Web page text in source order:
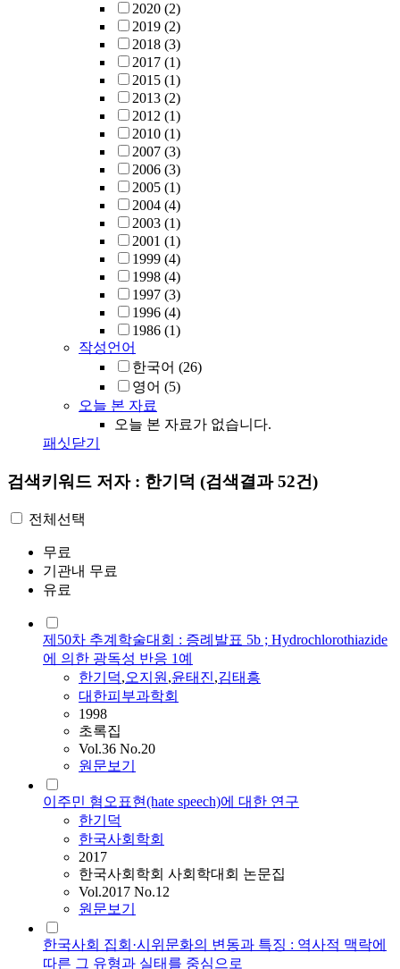
2020 (2)
2019 (2)
2018 (3)
2017 (1)
2015 (1)
2013 (2)
2012 (1)
2010 (1)
2007 (3)
2006 (3)
2005 (1)
2004 (4)
2003 (1)
2001 (1)
1999 (4)
1998 (4)
1997 (3)
1996 (4)
1986 (1)
작성언어
한국어 (26)
영어 (5)
오늘 본 자료
오늘 본 자료가 없습니다.
패싯닫기
검색키워드 저자 : 한기덕 (검색결과 52건)
전체선택
무료
기관내 무료
유료
제50차 추계학술대회 : 증례발표 5b ; Hydrochlorothiazide
에 의한 광독성 반응 1예
한기덕,오지원,윤태진,김태흥
대한피부과학회
1998
초록집
Vol.36 No.20
원문보기
이주민 혐오표현(hate speech)에 대한 연구
한기덕
한국사회학회
2017
한국사회학회 사회학대회 논문집
Vol.2017 No.12
원문보기
한국사회 집회·시위문화의 변동과 특징 : 역사적 맥락에
따른 그 유형과 실태를 중심으로